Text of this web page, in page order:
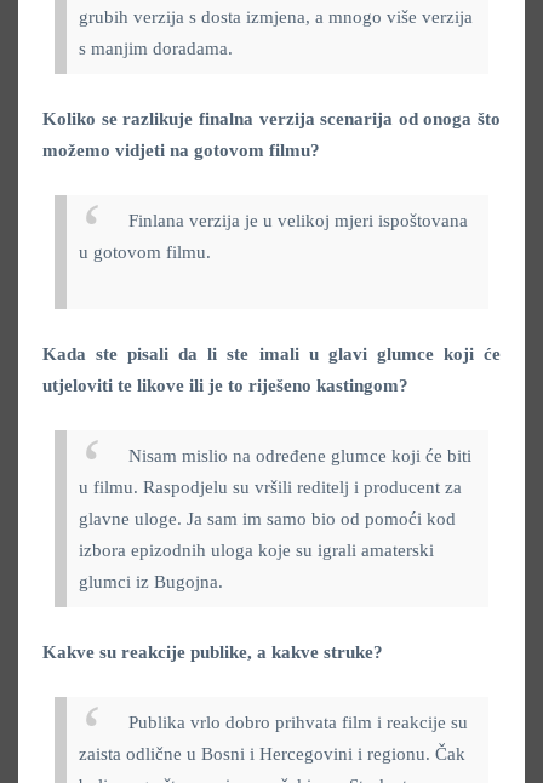
grubih verzija s dosta izmjena, a mnogo više verzija
s manjim doradama.
Koliko se razlikuje finalna verzija scenarija od onoga što
možemo vidjeti na gotovom filmu?
Finlana verzija je u velikoj mjeri ispoštovana
u gotovom filmu.
Kada ste pisali da li ste imali u glavi glumce koji će
utjeloviti te likove ili je to riješeno kastingom?
Nisam mislio na određene glumce koji će biti
u filmu. Raspodjelu su vršili reditelj i producent za
glavne uloge. Ja sam im samo bio od pomoći kod
izbora epizodnih uloga koje su igrali amaterski
glumci iz Bugojna.
Kakve su reakcije publike, a kakve struke?
Publika vrlo dobro prihvata film i reakcije su
zaista odlične u Bosni i Hercegovini i regionu. Čak